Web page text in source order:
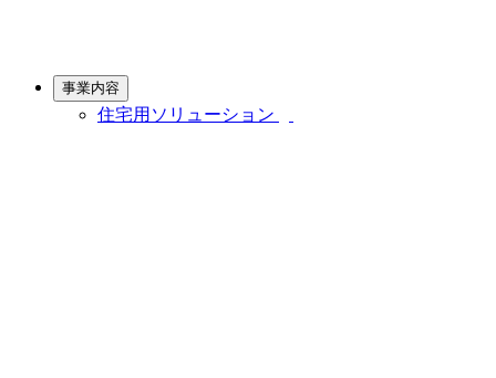
事業内容
住宅用ソリューション